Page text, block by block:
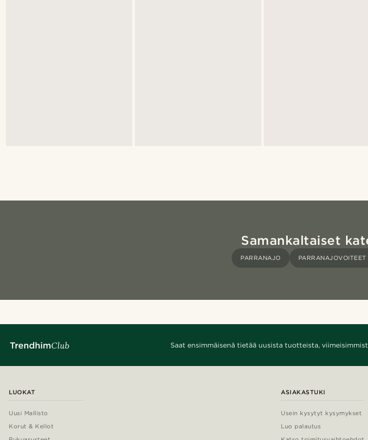
Samankaltaiset
PARRANAJO
Saat ensimmäisenä tietää uusista tuotteista,
LUOKAT
Uusi Mallisto
Korut & Kellot
ASIAKASTUKI
Usein kysytyt kysymykset
Luo palautus